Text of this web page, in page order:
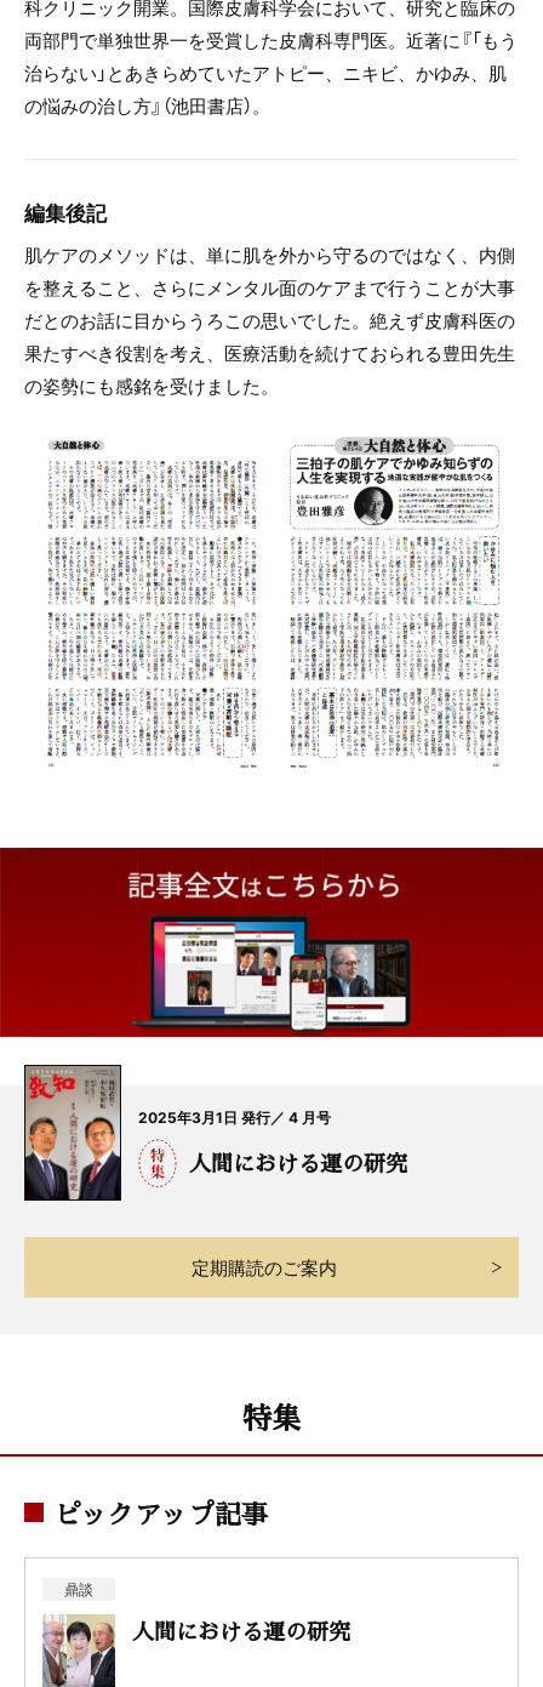
科クリニック開業。国際皮膚科学会において、研究と臨床の
両部門で単独世界一を受賞した皮膚科専門医。近著に『「もう
治らない」とあきらめていたアトピー、ニキビ、かゆみ、肌
の悩みの治し方』（池田書店）。
編集後記
肌ケアのメソッドは、単に肌を外から守るのではなく、内側
を整えること、さらにメンタル面のケアまで行うことが大事
だとのお話に目からうろこの思いでした。絶えず皮膚科医の
果たすべき役割を考え、医療活動を続けておられる豊田先生
の姿勢にも感銘を受けました。
2025年3月1日 発行／ 4 月号
人間における運の研究
定期購読のご案内
特集
ピックアップ記事
鼎談
人間における運の研究